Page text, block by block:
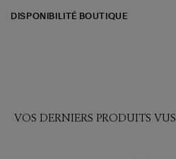
DISPONIBILITÉ BOUTIQUE
VOS DERNIERS PRODUITS VUS